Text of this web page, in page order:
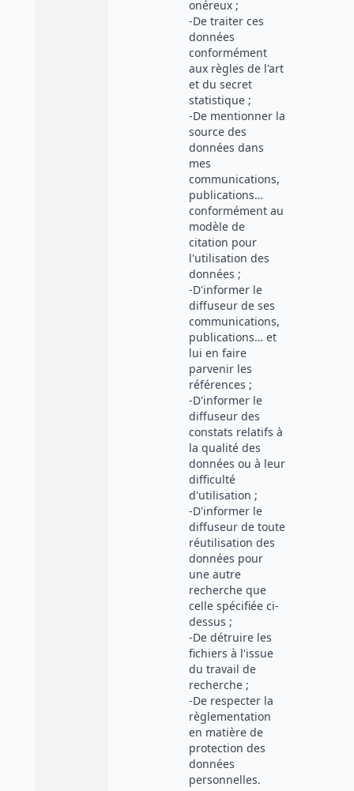
onéreux ;
-De traiter ces
données
conformément
aux règles de l'art
et du secret
statistique ;
-De mentionner la
source des
données dans
mes
communications,
publications…
conformément au
modèle de
citation pour
l'utilisation des
données ;
-D'informer le
diffuseur de ses
communications,
publications… et
lui en faire
parvenir les
références ;
-D'informer le
diffuseur des
constats relatifs à
la qualité des
données ou à leur
difficulté
d'utilisation ;
-D'informer le
diffuseur de toute
réutilisation des
données pour
une autre
recherche que
celle spécifiée ci-
dessus ;
-De détruire les
fichiers à l'issue
du travail de
recherche ;
-De respecter la
règlementation
en matière de
protection des
données
personnelles.